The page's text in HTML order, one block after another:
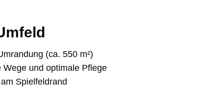
(ca. 550 m²)
und optimale Pflege
Spielfeldrand